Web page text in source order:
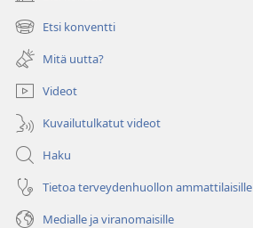
uuden
ikkunan)
Etsi konventti
(avaa
uuden
ikkunan)
Mitä uutta?
Videot
Kuvailutulkatut videot
Haku
Tietoa terveydenhuollon ammattilaisille
Medialle ja viranomaisille